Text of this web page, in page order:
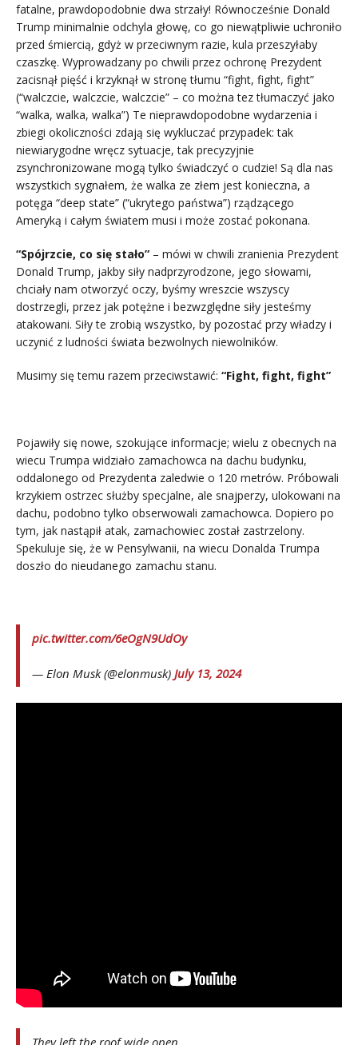
fatalne, prawdopodobnie dwa strzały! Równocześnie Donald
Trump minimalnie odchyla głowę, co go niewątpliwie uchroniło
przed śmiercią, gdyż w przeciwnym razie, kula przeszyłaby
czaszkę. Wyprowadzany po chwili przez ochronę Prezydent
zacisnął pięść i krzyknął w stronę tłumu “fight, fight, fight”
(“walczcie, walczcie, walczcie” – co można tez tłumaczyć jako
“walka, walka, walka”) Te nieprawdopodobne wydarzenia i
zbiegi okoliczności zdają się wykluczać przypadek: tak
niewiarygodne wręcz sytuacje, tak precyzyjnie
zsynchronizowane mogą tylko świadczyć o cudzie! Są dla nas
wszystkich sygnałem, że walka ze złem jest konieczna, a
potęga “deep state” (“ukrytego państwa”) rządzącego
Ameryką i całym światem musi i może zostać pokonana.
“Spójrzcie, co się stało” – mówi w chwili zranienia Prezydent
Donald Trump, jakby siły nadprzyrodzone, jego słowami,
chciały nam otworzyć oczy, byśmy wreszcie wszyscy
dostrzegli, przez jak potężne i bezwzględne siły jesteśmy
atakowani. Siły te zrobią wszystko, by pozostać przy władzy i
uczynić z ludności świata bezwolnych niewolników.
Musimy się temu razem przeciwstawić: “Fight, fight, fight”
Pojawiły się nowe, szokujące informacje; wielu z obecnych na
wiecu Trumpa widziało zamachowca na dachu budynku,
oddalonego od Prezydenta zaledwie o 120 metrów. Próbowali
krzykiem ostrzec służby specjalne, ale snajperzy, ulokowani na
dachu, podobno tylko obserwowali zamachowca. Dopiero po
tym, jak nastąpił atak, zamachowiec został zastrzelony.
Spekuluje się, że w Pensylwanii, na wiecu Donalda Trumpa
doszło do nieudanego zamachu stanu.
pic.twitter.com/6eOgN9UdOy
— Elon Musk (@elonmusk) July 13, 2024
They left the roof wide open